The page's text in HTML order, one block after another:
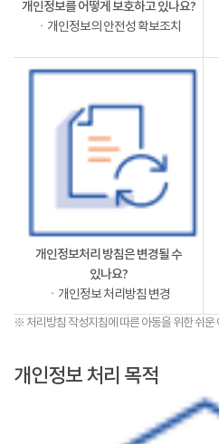
개인정보를 어떻게 보호하고 있나요?
ㆍ개인정보의 안전성 확보조치
개인정보처리 방침은 변경될 수
있나요?
ㆍ개인정보 처리방침 변경
※ 처리방침 작성지침에 따른 아동을 위한 쉬운
개인정보 처리 목적